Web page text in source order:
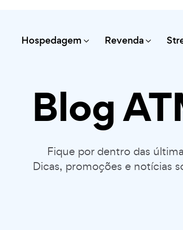
Hospedagem Revenda
Blog
Fique por dentro das
Dicas, promoções e notícias